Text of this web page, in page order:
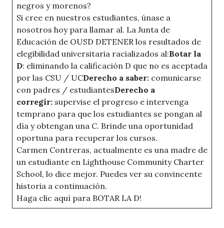
negros y morenos?
Si cree en nuestros estudiantes, únase a
nosotros hoy para llamar al. La Junta de
Educación de OUSD DETENER los resultados de
elegibilidad universitaria racializados al:Botar la
D: eliminando la calificación D que no es aceptada
por las CSU / UCDerecho a saber: comunicarse
con padres / estudiantesDerecho a
corregir: supervise el progreso e intervenga
temprano para que los estudiantes se pongan al
día y obtengan una C. Brinde una oportunidad
oportuna para recuperar los cursos.
Carmen Contreras, actualmente es una madre de
un estudiante en Lighthouse Community Charter
School, lo dice mejor. Puedes ver su convincente
historia a continuación.
Haga clic aquí para BOTAR LA D!